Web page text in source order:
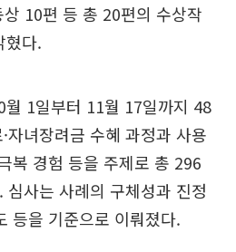
10편 등 총 20편의 수상작
혔다.
월 1일부터 11월 17일까지 48
자녀장려금 수혜 과정과 사용
복 경험 등을 주제로 총 296
사는 사례의 구체성과 진정
등을 기준으로 이뤄졌다.